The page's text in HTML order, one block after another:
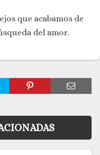
que acabamos de
del amor.